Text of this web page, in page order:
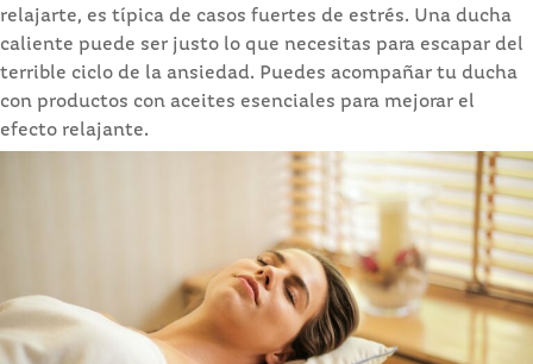
relajarte, es típica de casos fuertes de estrés. Una ducha
caliente puede ser justo lo que necesitas para escapar del
terrible ciclo de la ansiedad. Puedes acompañar tu ducha
con productos con aceites esenciales para mejorar el
efecto relajante.